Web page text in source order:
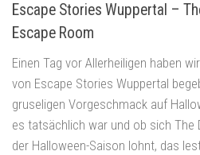
Escape Stories Wuppertal –
Escape Room
Einen Tag vor Allerheiligen haben
von Escape Stories Wuppertal
gruseligen Vorgeschmack auf
es tatsächlich war und ob sich The
der Halloween-Saison lohnt, das